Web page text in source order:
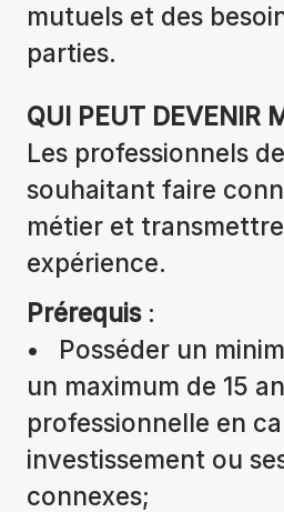
mutuels et des
parties.
QUI PEUT DEVENIR
Les professionnels
souhaitant faire
métier et
expérience.
Prérequis:
• Posséder un
un maximum de 15
professionnelle en
investissement ou
connexes;